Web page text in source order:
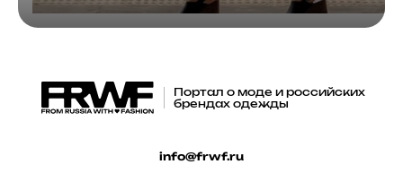
Портал о моде и российских
брендах одежды
info@frwf.ru